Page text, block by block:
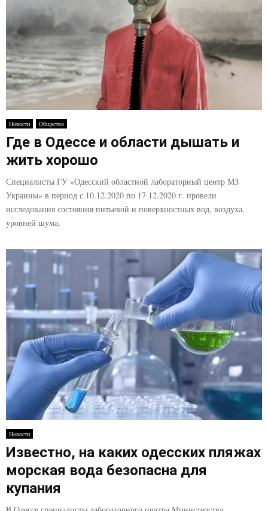
Новости Общество
Где в Одессе и области дышать и
жить хорошо
Специалисты ГУ «Одесский областной лабораторный центр МЗ
Украины» в период с 10.12.2020 по 17.12.2020 г. провели
исследования состояния питьевой и поверхностных вод, воздуха,
уровней шума,
Новости
Известно, на каких одесских пляжах
морская вода безопасна для
купания